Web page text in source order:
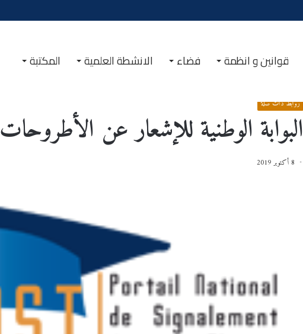
قوانين و انظمة فضاء الانشطة العلمية المكتبة
روابط ذات صلة
البوابة الوطنية للإشعار عن الأطروحات PNST
8 أكتوبر 2019